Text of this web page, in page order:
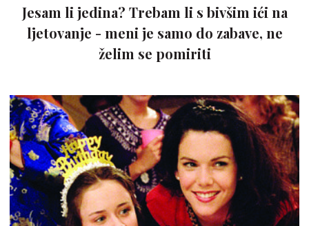
Jesam li jedina? Trebam li s bivšim ići na
ljetovanje - meni je samo do zabave, ne
želim se pomiriti